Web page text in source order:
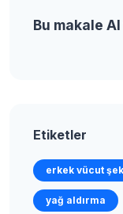
Bu makale
Etiketler
erkek vücut
yağ aldırma